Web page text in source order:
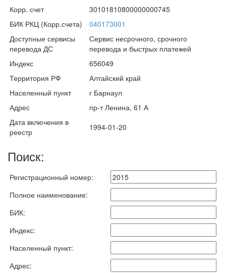
Корр. счет
30101810800000000745
БИК РКЦ (Корр.счета)
040173001
Доступные сервисы
перевода ДС
Сервис несрочного, срочного
перевода и быстрых платежей
Индекс
656049
Территория РФ
Алтайский край
Населенный пункт
г Барнаул
Адрес
пр-т Ленина, 61 А
Дата включения в
реестр
1994-01-20
Поиск:
Регистрационный номер:
Полное наименование:
БИК:
Индекс:
Населенный пункт:
Адрес: